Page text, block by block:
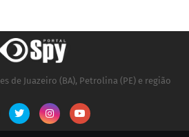
de Juazeiro (BA), Petrolina (PE) e região